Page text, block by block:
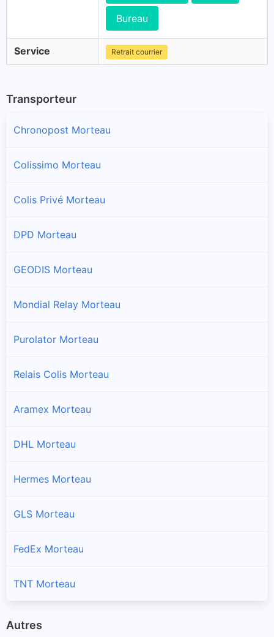
Bureau
Service Retrait courrier
Transporteur
Chronopost Morteau
Colissimo Morteau
Colis Privé Morteau
DPD Morteau
GEODIS Morteau
Mondial Relay Morteau
Purolator Morteau
Relais Colis Morteau
Aramex Morteau
DHL Morteau
Hermes Morteau
GLS Morteau
FedEx Morteau
TNT Morteau
Autres